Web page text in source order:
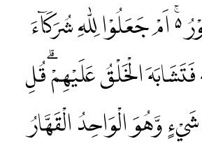
ەۚ اَمْ جَعَلُوْا لِلّٰهِ شُرَكَاۤءَ
الْخَلْقُ عَلَيْهِمْۗ قُلِ
وَّهُوَ الْوَاحِدُ الْقَهَّارُ